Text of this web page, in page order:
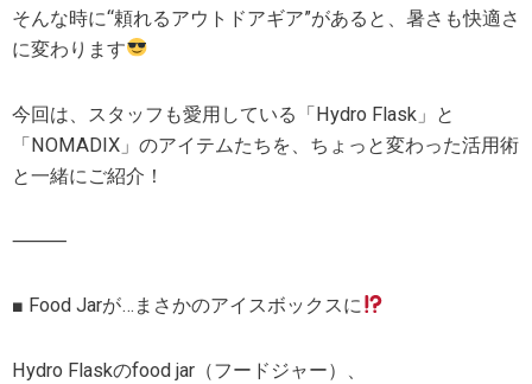
そんな時に“頼れるアウトドアギア”があると、暑さも快適さ
に変わります
今回は、スタッフも愛用している「Hydro Flask」と
「NOMADIX」のアイテムたちを、ちょっと変わった活用術
と一緒にご紹介！
⸻
■ Food Jarが…まさかのアイスボックスに
Hydro Flaskのfood jar（フードジャー）、